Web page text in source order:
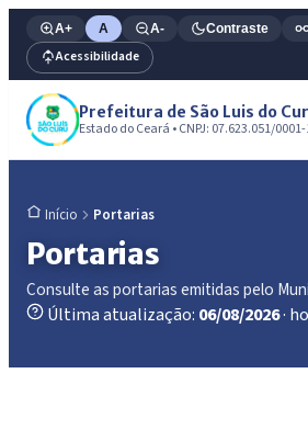
A+ A A- Contraste
Acessibilidade
Prefeitura de São Luis do
Estado do Ceará • CNPJ: 07.623.051/
Início Portarias
Portarias
Consulte as portarias emitidas pelo
Última atualização: 06/08/2026·